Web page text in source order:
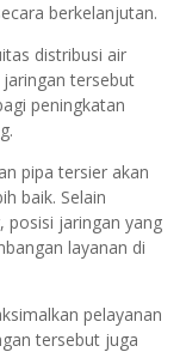
berkelanjutan.
distribusi air
tersebut
peningkatan
pipa tersier akan
baik. Selain
posisi jaringan yang
layanan di
pelayanan
tersebut juga